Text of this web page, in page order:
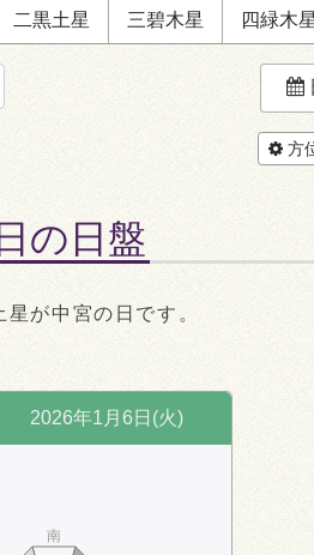
二黒土星 三碧木星 四緑木星
方
の日盤
が中宮の日です。
2026年1月6日(火)
南